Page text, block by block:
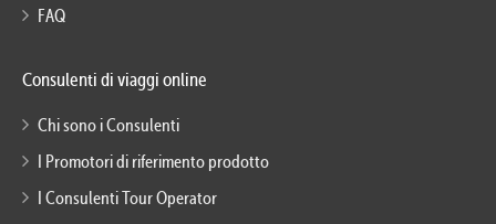
FAQ
Consulenti di viaggi online
Chi sono i Consulenti
I Promotori di riferimento prodotto
I Consulenti Tour Operator